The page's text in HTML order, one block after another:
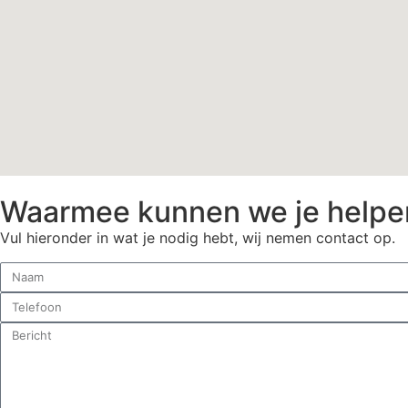
Waarmee kunnen we je
Vul hieronder in wat je nodig hebt, wij nemen contact op.